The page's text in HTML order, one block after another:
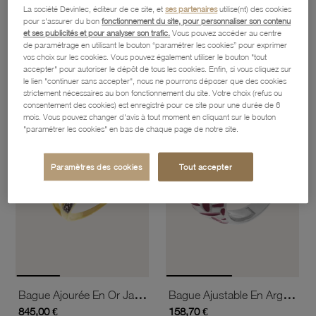
Bague 2 Ors, Diamants
1 990,70 €
Bague 3 Ors
332,40 €
favorite_borderAjouter à vos favoris
Bague Ajourée En Or Jaune Rhodié, Diamants Et Diamants Bruns
845,00 €
favorite_border
Bague Ajustable En Argent Rhodié Et Laque
158,70 €
La société Devinlec, éditeur de ce site, etses partenairesutilise(nt) des cookies
pour s'assurer du bonfonctionnement du site, pour personnaliser son contenu
et ses publicités et pour analyser son trafic. Vous pouvez accéder au centre
de paramétrage en utilisant le bouton “paramétrer les cookies” pour exprimer
vos choix sur les cookies. Vous pouvez également utiliser le bouton "tout
accepter" pour autoriser le dépôt de tous les cookies. Enfin, si vous cliquez sur
le lien "continuer sans accepter", nous ne pourrons déposer que des cookies
strictement nécessaires au bon fonctionnement du site. Votre choix (refus ou
consentement des cookies) est enregistré pour ce site pour une durée de 6
mois. Vous pouvez changer d'avis à tout moment en cliquant sur le bouton
"paramétrer les cookies" en bas de chaque page de notre site.
Paramètres des cookies Tout accepter